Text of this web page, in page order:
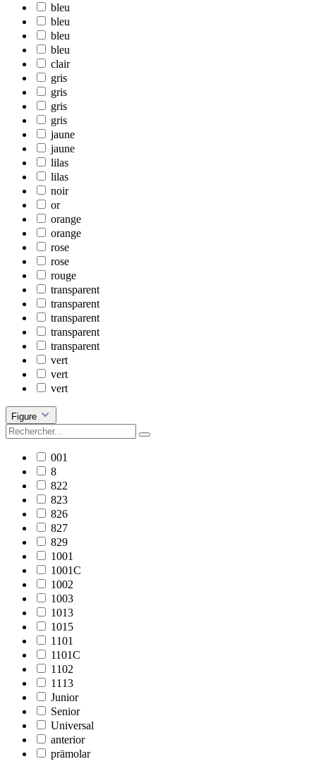
bleu
bleu
bleu
bleu
clair
gris
gris
gris
gris
jaune
jaune
lilas
lilas
noir
or
orange
orange
rose
rose
rouge
transparent
transparent
transparent
transparent
transparent
vert
vert
vert
Figure
001
8
822
823
826
827
829
1001
1001C
1002
1003
1013
1015
1101
1101C
1102
1113
Junior
Senior
Universal
anterior
prämolar